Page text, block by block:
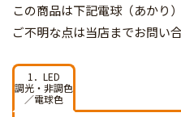
この商品は下記電球（あかり
ご不明な点は当店までお問い
1．LED
調光・非調色
／電球色